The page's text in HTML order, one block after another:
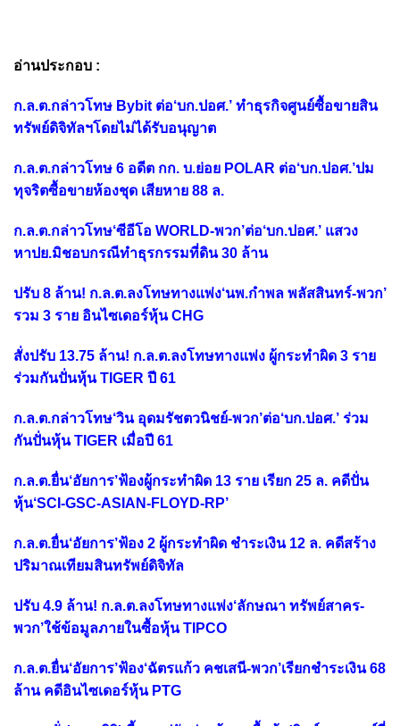
อ่านประกอบ :
ก.ล.ต.กล่าวโทษ Bybit ต่อ‘บก.ปอศ.’ ทำธุรกิจศูนย์ซื้อขายสิน
ทรัพย์ดิจิทัลฯโดยไม่ได้รับอนุญาต
ก.ล.ต.กล่าวโทษ 6 อดีต กก. บ.ย่อย POLAR ต่อ‘บก.ปอศ.’ปม
ทุจริตซื้อขายห้องชุด เสียหาย 88 ล.
ก.ล.ต.กล่าวโทษ‘ซีอีโอ WORLD-พวก’ต่อ‘บก.ปอศ.’ แสวง
หาปย.มิชอบกรณีทำธุรกรรมที่ดิน 30 ล้าน
ปรับ 8 ล้าน! ก.ล.ต.ลงโทษทางแพ่ง‘นพ.กำพล พลัสสินทร์-พวก’
รวม 3 ราย อินไซเดอร์หุ้น CHG
สั่งปรับ 13.75 ล้าน! ก.ล.ต.ลงโทษทางแพ่ง ผู้กระทำผิด 3 ราย
ร่วมกันปั่นหุ้น TIGER ปี 61
ก.ล.ต.กล่าวโทษ‘วิน อุดมรัชตวนิชย์-พวก’ต่อ‘บก.ปอศ.’ ร่วม
กันปั่นหุ้น TIGER เมื่อปี 61
ก.ล.ต.ยื่น‘อัยการ’ฟ้องผู้กระทำผิด 13 ราย เรียก 25 ล. คดีปั่น
หุ้น‘SCI-GSC-ASIAN-FLOYD-RP’
ก.ล.ต.ยื่น‘อัยการ’ฟ้อง 2 ผู้กระทำผิด ชำระเงิน 12 ล. คดีสร้าง
ปริมาณเทียมสินทรัพย์ดิจิทัล
ปรับ 4.9 ล้าน! ก.ล.ต.ลงโทษทางแพ่ง‘ลักษณา ทรัพย์สาคร-
พวก’ใช้ข้อมูลภายในซื้อหุ้น TIPCO
ก.ล.ต.ยื่น‘อัยการ’ฟ้อง‘ฉัตรแก้ว คชเสนี-พวก’เรียกชำระเงิน 68
ล้าน คดีอินไซเดอร์หุ้น PTG